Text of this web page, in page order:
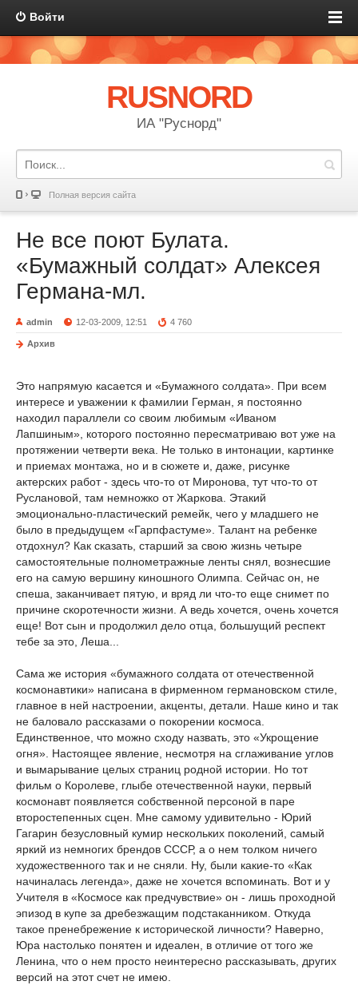
Войти
RUSNORD
ИА "Руснорд"
Полная версия сайта
Не все поют Булата.
«Бумажный солдат» Алексея
Германа-мл.
admin 12-03-2009, 12:51 4 760
Архив
Это напрямую касается и «Бумажного солдата». При всем
интересе и уважении к фамилии Герман, я постоянно
находил параллели со своим любимым «Иваном
Лапшиным», которого постоянно пересматриваю вот уже на
протяжении четверти века. Не только в интонации, картинке
и приемах монтажа, но и в сюжете и, даже, рисунке
актерских работ - здесь что-то от Миронова, тут что-то от
Руслановой, там немножко от Жаркова. Этакий
эмоционально-пластический ремейк, чего у младшего не
было в предыдущем «Гарпфастуме». Талант на ребенке
отдохнул? Как сказать, старший за свою жизнь четыре
самостоятельные полнометражные ленты снял, вознесшие
его на самую вершину киношного Олимпа. Сейчас он, не
спеша, заканчивает пятую, и вряд ли что-то еще снимет по
причине скоротечности жизни. А ведь хочется, очень хочется
еще! Вот сын и продолжил дело отца, большущий респект
тебе за это, Леша...
Сама же история «бумажного солдата от отечественной
космонавтики» написана в фирменном германовском стиле,
главное в ней настроении, акценты, детали. Наше кино и так
не баловало рассказами о покорении космоса.
Единственное, что можно сходу назвать, это «Укрощение
огня». Настоящее явление, несмотря на сглаживание углов
и вымарывание целых страниц родной истории. Но тот
фильм о Королеве, глыбе отечественной науки, первый
космонавт появляется собственной персоной в паре
второстепенных сцен. Мне самому удивительно - Юрий
Гагарин безусловный кумир нескольких поколений, самый
яркий из немногих брендов СССР, а о нем толком ничего
художественного так и не сняли. Ну, были какие-то «Как
начиналась легенда», даже не хочется вспоминать. Вот и у
Учителя в «Космосе как предчувствие» он - лишь проходной
эпизод в купе за дребезжащим подстаканником. Откуда
такое пренебрежение к исторической личности? Наверно,
Юра настолько понятен и идеален, в отличие от того же
Ленина, что о нем просто неинтересно рассказывать, других
версий на этот счет не имею.